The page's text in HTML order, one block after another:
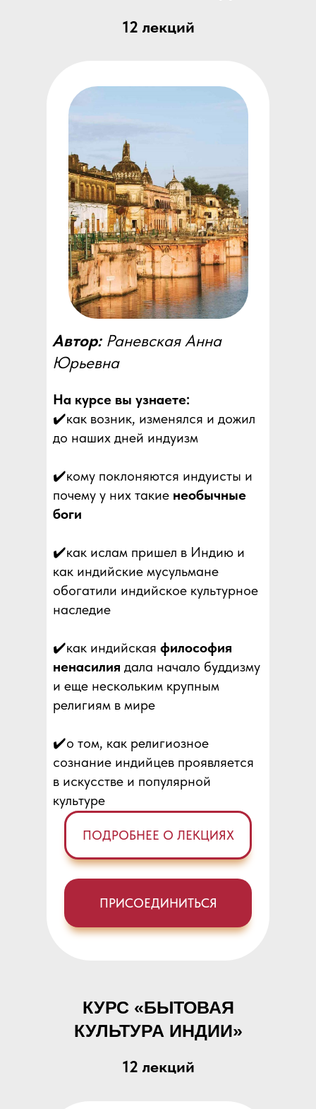
12 лекций
Автор: Раневская Анна
Юрьевна
На курсе вы узнаете:
✔️как возник, изменялся и дожил
до наших дней индуизм
✔️кому поклоняются индуисты и
почему у них такие необычные
боги
✔️как ислам пришел в Индию и
как индийские мусульмане
обогатили индийское культурное
наследие
✔️как индийская философия
ненасилия дала начало буддизму
и еще нескольким крупным
религиям в мире
✔️о том, как религиозное
сознание индийцев проявляется
в искусстве и популярной
культуре
ПОДРОБНЕЕ О ЛЕКЦИЯХ
ПРИСОЕДИНИТЬСЯ
КУРС «БЫТОВАЯ
КУЛЬТУРА ИНДИИ»
12 лекций